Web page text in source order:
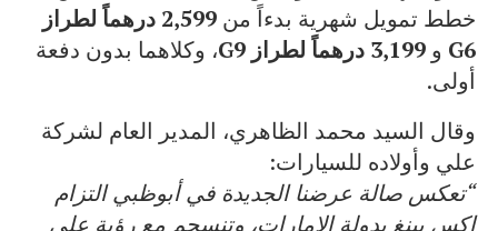
خطط تمويل شهرية بدءاً من
2,599 درهماً لطراز
G6 و 3,199 درهماً لطراز G9
، وكلاهما بدون دفعة
أولى.
وقال السيد محمد الظاهري، المدير العام لشركة
علي وأولاده للسيارات:
“تعكس صالة عرضنا الجديدة في أبوظبي التزام
إكس بينغ بدولة الإمارات، وتنسجم مع رؤية علي